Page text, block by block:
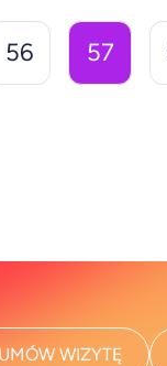
56 57
UMÓW WIZYTĘ